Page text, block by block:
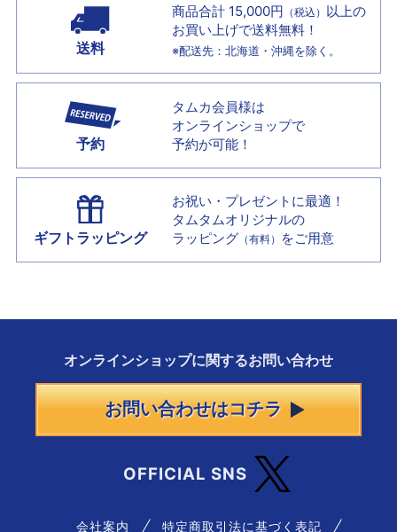
送料
商品合計 15,000円 （税込） 以上の
お買い上げで送料無料！
※配送先：北海道・沖縄を除く。
予約
タムカ会員様は
オンラインショップで
予約が可能！
ギフトラッピング
お祝い・プレゼントに最適！
タムタムオリジナルの
ラッピング （有料） をご用意
オンラインショップに関するお問い合わせ
お問い合わせはコチラ
OFFICIAL SNS
会社案内 特定商取引法に基づく表記